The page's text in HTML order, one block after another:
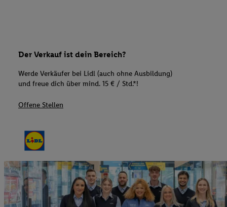
Der Verkauf ist dein Bereich?
Werde Verkäufer bei Lidl (auch ohne Ausbildung)
und freue dich über mind. 15 € / Std.*!
Offene Stellen